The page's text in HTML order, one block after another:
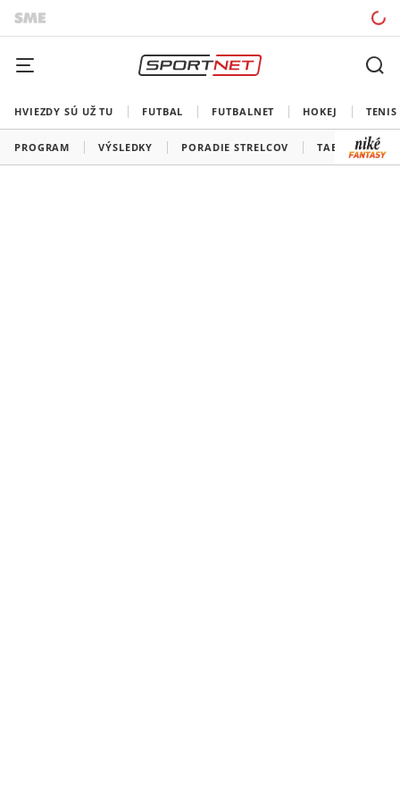
HVIEZDY SÚ UŽ TU FUTBAL FUTBALNET HOKEJ TENIS
PROGRAM VÝSLEDKY PORADIE STRELCOV TABUĽKY A